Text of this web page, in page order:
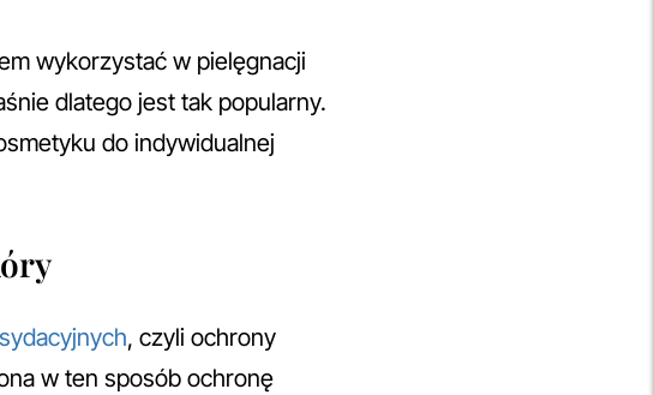
wykorzystać w pielęgnacji
dlatego jest tak popularny.
do indywidualnej
, czyli ochrony
w ten sposób ochronę